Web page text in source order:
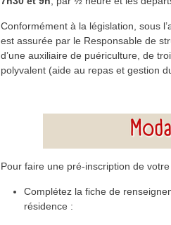
Conformément à la législation, sous
est assurée par le Responsable de
d’une auxiliaire de puériculture, de
polyvalent (aide au repas et gestion
Pour faire une pré-inscription de
Complétez la fiche de
résidence :